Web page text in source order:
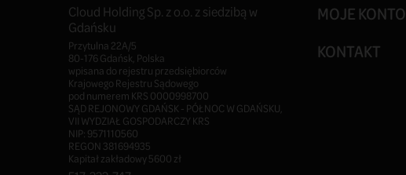
Cloud Holding Sp. z o.o. z siedzibą w
Gdańsku
Przytulna 22A/5
80-176 Gdańsk, Polska
wpisana do rejestru przedsiębiorców
Krajowego Rejestru Sądowego
pod numerem KRS 0000998700
SĄD REJONOWY GDAŃSK - PÓŁNOC W GDAŃSKU,
VII WYDZIAŁ GOSPODARCZY KRS
NIP: 9571110560
REGON 381694935
Kapitał zakładowy 5600 zł
MOJE KONTO
KONTAKT